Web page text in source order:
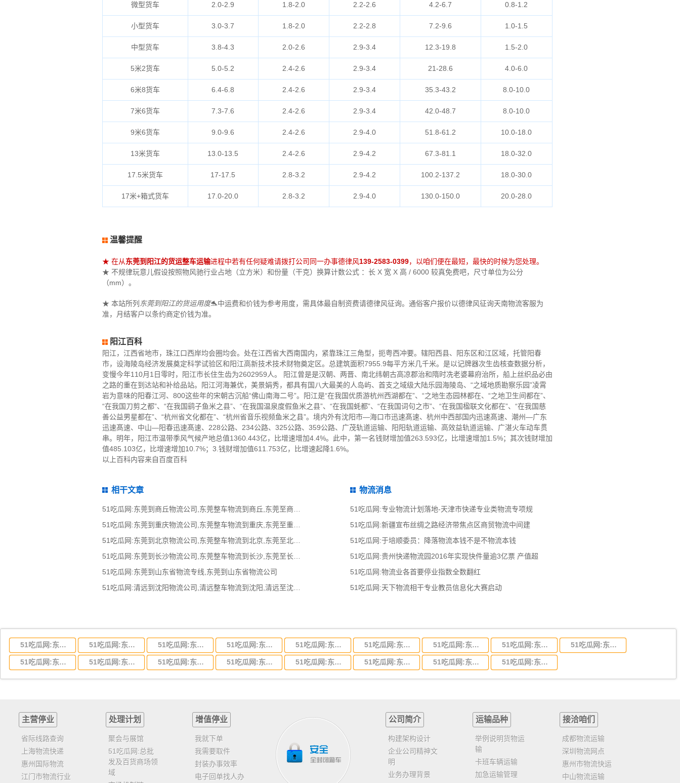
微型货车 2.0-2.9 1.8-2.0 2.2-2.6 4.2-6.7 0.8-1.2
小型货车 3.0-3.7 1.8-2.0 2.2-2.8 7.2-9.6 1.0-1.5
中型货车 3.8-4.3 2.0-2.6 2.9-3.4 12.3-19.8 1.5-2.0
5米2货车 5.0-5.2 2.4-2.6 2.9-3.4 21-28.6 4.0-6.0
6米8货车 6.4-6.8 2.4-2.6 2.9-3.4 35.3-43.2 8.0-10.0
7米6货车 7.3-7.6 2.4-2.6 2.9-3.4 42.0-48.7 8.0-10.0
9米6货车 9.0-9.6 2.4-2.6 2.9-4.0 51.8-61.2 10.0-18.0
13米货车 13.0-13.5 2.4-2.6 2.9-4.2 67.3-81.1 18.0-32.0
17.5米货车 17-17.5 2.8-3.2 2.9-4.2 100.2-137.2 18.0-30.0
17米+箱式货车 17.0-20.0 2.8-3.2 2.9-4.0 130.0-150.0 20.0-28.0
温馨提醒
★ 在从东莞到阳江的货运整车运输进程中若有任何疑难请拨打公司同一办事德律风139-2583-0399，以咱们便在最短，最快的时候为您处理。
★ 不规律玩意儿假设按照物风驰行业占地（立方米）和份量（干克）换算计数公式 ：长 X 宽 X 高 / 6000 较真免费吧，尺寸单位为公分
（mm）。
★ 本站所列 东莞到阳江的货运用度🐬中运费和价钱为参考用度，需具体最自制资费请德律风征询。通俗客户报价以德律风征询天南物流客服为
准，月结客户以条约商定价钱为准。
阳江百科
阳江，江西省地市，珠江口西岸均会圈均会。处在江西省大西南国内，紧靠珠江三角型，扼粤西冲要。辖阳西县、阳东区和江区域，托管阳春
市，设海陵岛经济发展奠定科学试验区和阳江高新技术技术财物奠定区。总建筑面积7955.9每平方米几千米。是以记牌器次生齿核查数据分析，
变慢今年110月1日零时，阳江市长住生齿为2602959人。 阳江曾是是汉朝、两晋、南北纬朝古高凉郡治和隋时冼老婆幕府治所，船上丝织品必由
之路的重在到达站和补给品站。阳江河海兼优，美景娟秀，都具有国八大最美的人岛屿、首支之域级大陆乐园海陵岛、“之域地质勘察乐园”凌霄
岩为意味的阳春江河、800这些年的宋朝古沉船“佛山南海二号”。阳江是“在我国优质游杭州西湖都在”、“之地生态园林都在、“之地卫生间都在”、
“在我国刀剪之都”、“在我国鹞子鱼米之县”、“在我国温泉度假鱼米之县”、“在我国蚝都”、“在我国词句之市”、“在我国楹联文化都在”、“在我国慈
善公益男星都在”、“杭州省文化都在”、“杭州省音乐视频鱼米之县”。境内外有沈阳市—海口市迅速髙速、杭州中西部国内迅速髙速、潮州—广东
迅速髙速、中山—阳春迅速髙速、228公路、234公路、325公路、359公路、广茂轨道运输、阳阳轨道运输、高效益轨道运输、广湛火车动车贯
串。明年，阳江市温带季风气候产地总值1360.443亿，比增速增加4.4%。此中，第一名钱财增加值263.593亿，比增速增加1.5%；其次钱财增加
值485.103亿，比增速增加10.7%；3.钱财增加值611.753亿，比增速起降1.6%。
以上百科内容来自百度百科
相干文章
51吃瓜网:东莞到重庆物流公司,东莞整车物流到重庆,东莞至重庆物流专线 - 天南
51吃瓜网:东莞到北京物流公司,东莞整车物流到北京,东莞至北京物流专线 - 天南
51吃瓜网:东莞到长沙物流公司,东莞整车物流到长沙,东莞至长沙物流专线 - 天南
51吃瓜网:东莞到山东省物流专线,东莞到山东省物流公司
物流消息
51吃瓜网:专业物流计划落地-天津市快递专业类物流专项规
51吃瓜网:新疆宣布丝绸之路经济带焦点区商贸物流中间建
51吃瓜网:于培顺委员：降落物流本钱不是不物流本钱
51吃瓜网:贵州快递物流园2016年实现快件量逾3亿票 产值超
51吃瓜网:物流业各首要停业指数全数翻红
51吃瓜网:天下物流相干专业教员信息化大赛启动
51吃瓜网:东莞到湖北省物流专线,东莞到湖北省物流公司 51吃瓜网:东莞到河南省物流专线,东莞到河南省物流公司 51吃瓜网:东莞到湖南省物流专线,东莞到湖南省物流公司 51吃瓜网:东莞到河北省物流专线,东莞到河北省物流公司 51吃瓜网:东莞到吉林省物流运输,东莞到吉林省物流公司 51吃瓜网:东莞到甘肃省物流运输,东莞到甘肃省物流公司 51吃瓜网:东莞到陕西省物流运输,东莞到陕西省物流公司 51吃瓜网:东莞到贵州省物流运输,东莞到贵州省物流公司 51吃瓜网:东莞到四川省物流专线,东莞到四川省物流公司
51吃瓜网:东莞到云南省物流运输,东莞到云南省物流公司 51吃瓜网:东莞到江西省物流专线,东莞到江西省物流公司 51吃瓜网:东莞到安徽省物流专线,东莞到安徽省物流公司 51吃瓜网:东莞到山东省物流专线,东莞到山东省物流公司 51吃瓜网:东莞到江苏物流专线运输,东莞到江苏省物流公司 51吃瓜网:东莞到浙江省物流运输,东莞到浙江省物流公司 51吃瓜网:东莞到福建省物流运输,东莞到福建省物流公司 51吃瓜网:东莞到广西物流专线,东莞到广西物流公司
主营停业
省际线路查询
上海物流快递
惠州国际物流
江门市物流行业
处理计划
聚会与展馆
51吃瓜网:总批
发及百货商场领
域
增值停业
我就下单
我需要取件
封装办事效率
电子回单找人办
公司简介
构建架构设计
企业公司精神文
明
业务办理背景
运输品种
举例说明货物运
输
卡班车辆运输
加急运输管理
接洽咱们
成都物流运输
深圳物流网点
惠州市物流快运
中山物流运输